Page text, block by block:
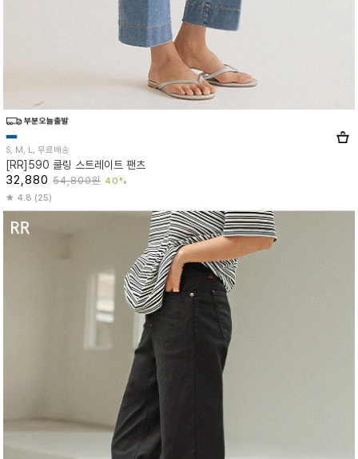
S, M, L, 무료배송
[RR]590 쿨링 스트레이트 팬츠
32,880 54,800원 40%
4.8 (25)